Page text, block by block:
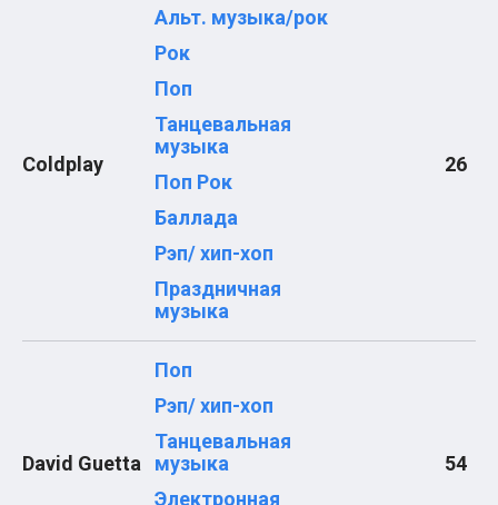
Валентин Стрыкало
Элли на маковом поле
Нервы
Михаил Шуфутинский
Бутырка
Александр Розенбаум
Coldplay
Альт. музыка/рок
Рок
Поп
Танцевальная
музыка
Поп Рок
Баллада
Рэп/ хип-хоп
Праздничная
музыка
26
David Guetta
Поп
Рэп/ хип-хоп
Танцевальная
музыка
Электронная
54